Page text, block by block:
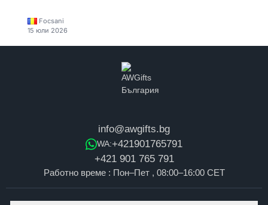
Focsani
15 юли 2026
info@awgifts.bg
WA:+421901765791
+421 901 765 791
Работно време : Пон–Пет , 08:00–16:00 CET